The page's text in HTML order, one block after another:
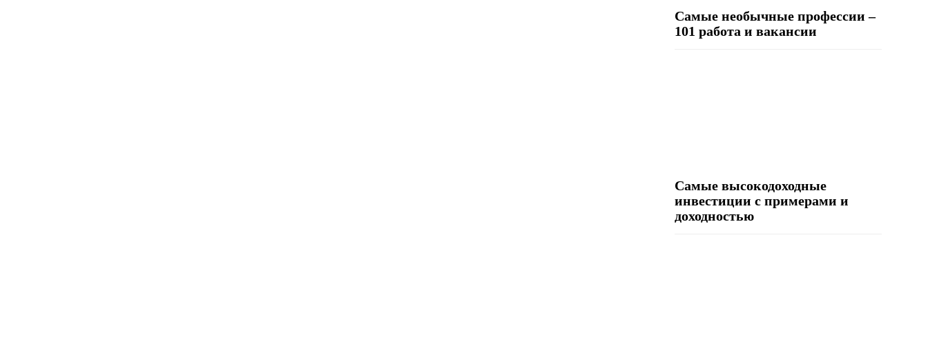
Самые необычные профессии –
101 работа и вакансии
Самые высокодоходные
инвестиции с примерами и
доходностью